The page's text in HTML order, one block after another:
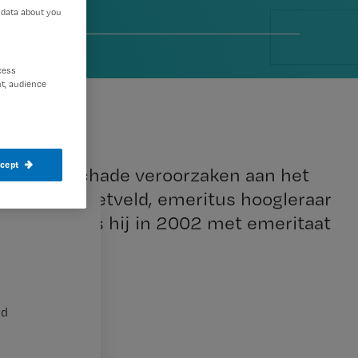
schade veroorzaken aan het
Wop Rietveld, emeritus hoogleraar
zich sinds hij in 2002 met emeritaat
about you
audience